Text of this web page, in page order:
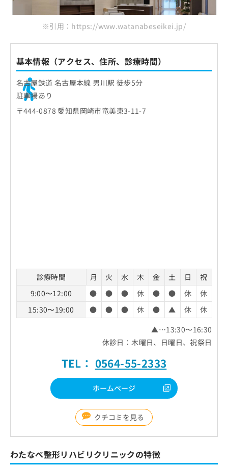
※引用：https://www.watanabeseikei.jp/
基本情報（アクセス、住所、診療時間）
名古屋鉄道 名古屋本線 男川駅 徒歩5分
駐車場あり
〒444-0878 愛知県岡崎市竜美東3-11-7
診療時間 月 火 水 木 金 土 日
祝
9:00〜12:00
● ● ● 休 ● ● 休
休
15:30〜19:00
● ● ● 休 ● ▲ 休
休
▲…13:30〜16:30
休診日：木曜日、日曜日、祝祭日
TEL： 0564-55-2333
ホームページ
クチコミを見る
わたなべ整形リハビリクリニックの特徴